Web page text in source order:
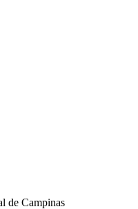
de Campinas